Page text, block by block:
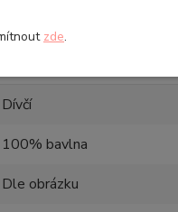
Dívčí
100% bavlna
Dle obrázku
zde.